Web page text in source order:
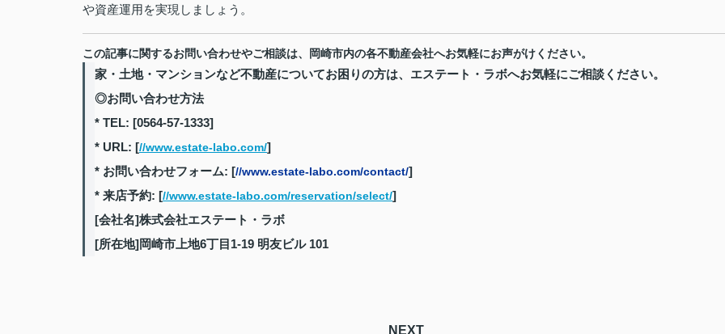
や資産運用を実現しましょう。
この記事に関するお問い合わせやご相談は、岡崎市内の各不動産会社へお気軽にお声がけください。
家・土地・マンションなど不動産についてお困りの方は、エステート・ラボへお気軽にご相談ください。
◎お問い合わせ方法
* TEL: [0564-57-1333]
* URL: [//www.estate-labo.com/]
* お問い合わせフォーム: [//www.estate-labo.com/contact/]
* 来店予約: [//www.estate-labo.com/reservation/select/]
[会社名]株式会社エステート・ラボ
[所在地]岡崎市上地6丁目1-19 明友ビル 101
NEXT